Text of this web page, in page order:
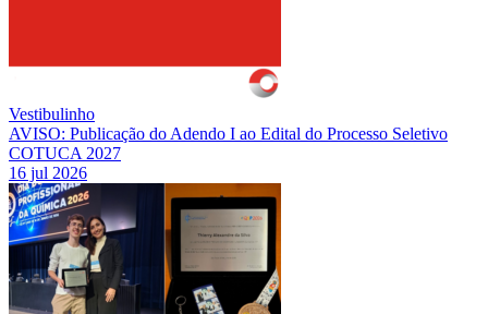
Vestibulinho
AVISO: Publicação do Adendo I ao Edital do Processo Seletivo
COTUCA 2027
16 jul 2026